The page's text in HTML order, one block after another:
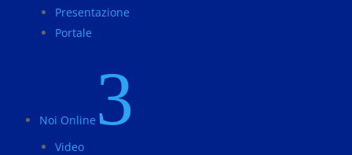
Presentazione
Portale
Noi Online 3
Video